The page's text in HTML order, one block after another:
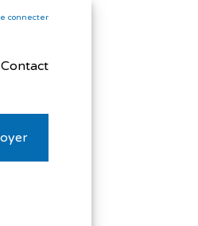
connecter
Contact